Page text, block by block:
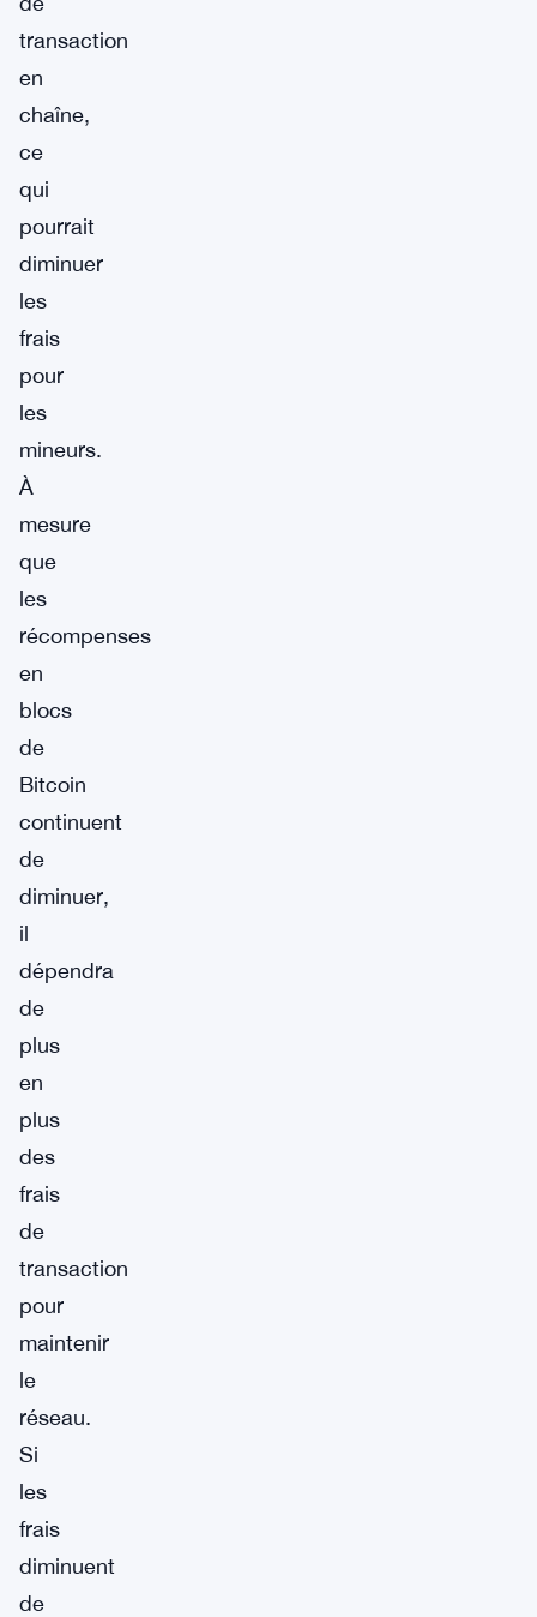
transaction
en
chaîne,
ce
qui
pourrait
diminuer
les
frais
pour
les
mineurs.
À
mesure
que
les
récompenses
en
blocs
de
Bitcoin
continuent
de
diminuer,
il
dépendra
de
plus
en
plus
des
frais
de
transaction
pour
maintenir
le
réseau.
Si
les
frais
diminuent
de